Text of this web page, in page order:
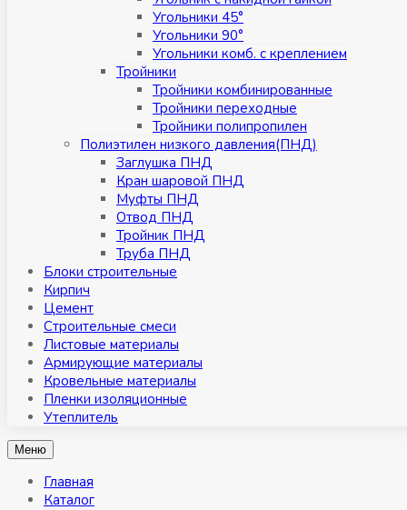
Угольники 45°
Угольники 90°
Угольники комб. с креплением
Тройники
Тройники комбинированные
Тройники переходные
Тройники полипропилен
Полиэтилен низкого давления(ПНД)
Заглушка ПНД
Кран шаровой ПНД
Муфты ПНД
Отвод ПНД
Тройник ПНД
Труба ПНД
Блоки строительные
Кирпич
Цемент
Строительные смеси
Листовые материалы
Армирующие материалы
Кровельные материалы
Пленки изоляционные
Утеплитель
Меню
Главная
Каталог